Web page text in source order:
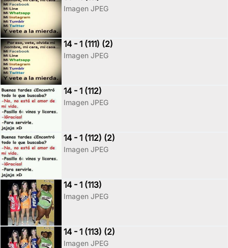
Imagen JPEG
14 - 1 (111) (2)
Imagen JPEG
14 - 1 (112)
Imagen JPEG
14 - 1 (112) (2)
Imagen JPEG
14 - 1 (113)
Imagen JPEG
14 - 1 (113) (2)
Imagen JPEG